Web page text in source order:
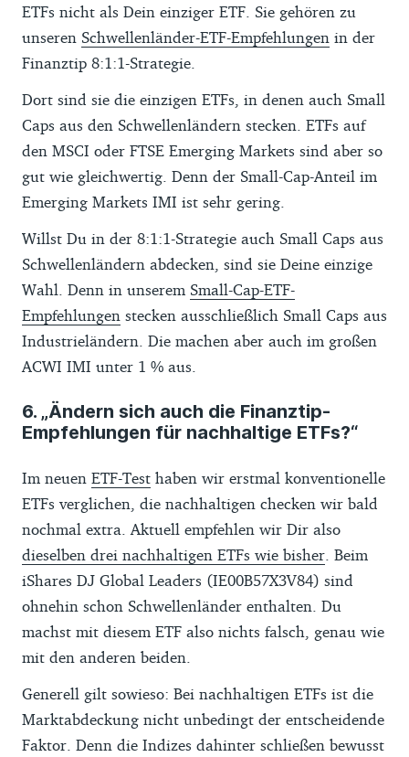
ETFs nicht als Dein einziger ETF. Sie gehören zu
unseren Schwellenländer-ETF-Empfehlungen in der
Finanztip 8:1:1-Strategie.
Dort sind sie die einzigen ETFs, in denen auch Small
Caps aus den Schwellenländern stecken. ETFs auf
den MSCI oder FTSE Emerging Markets sind aber so
gut wie gleichwertig. Denn der Small-Cap-Anteil im
Emerging Markets IMI ist sehr gering.
Willst Du in der 8:1:1-Strategie auch Small Caps aus
Schwellenländern abdecken, sind sie Deine einzige
Wahl. Denn in unserem Small-Cap-ETF-
Empfehlungen stecken ausschließlich Small Caps aus
Industrieländern. Die machen aber auch im großen
ACWI IMI unter 1 % aus.
6. „Ändern sich auch die Finanztip-
Empfehlungen für nachhaltige ETFs?“
Im neuen ETF-Test haben wir erstmal konventionelle
ETFs verglichen, die nachhaltigen checken wir bald
nochmal extra. Aktuell empfehlen wir Dir also
dieselben drei nachhaltigen ETFs wie bisher . Beim
iShares DJ Global Leaders (IE00B57X3V84) sind
ohnehin schon Schwellenländer enthalten. Du
machst mit diesem ETF also nichts falsch, genau wie
mit den anderen beiden.
Generell gilt sowieso: Bei nachhaltigen ETFs ist die
Marktabdeckung nicht unbedingt der entscheidende
Faktor. Denn die Indizes dahinter schließen bewusst